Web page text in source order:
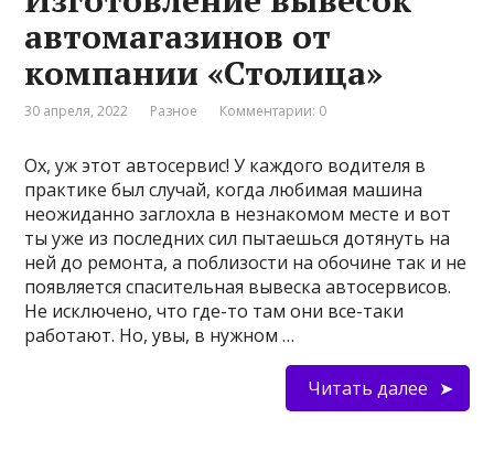
автомагазинов от
компании «Столица»
30 апреля, 2022 Разное Комментарии: 0
Ох, уж этот автосервис! У каждого водителя в
практике был случай, когда любимая машина
неожиданно заглохла в незнакомом месте и вот
ты уже из последних сил пытаешься дотянуть на
ней до ремонта, а поблизости на обочине так и не
появляется спасительная вывеска автосервисов.
Не исключено, что где-то там они все-таки
работают. Но, увы, в нужном …
Читать далее